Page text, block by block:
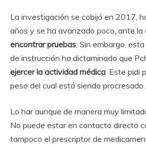
La investigación se cobijó en 2017,
años y se ha avanzado poco, ante la
encontrar pruebas. Sin embargo,
de instrucción ha dictaminado que
ejercer la actividad médica. Este pidi
peso del cual está siendo procresado.
Lo har aunque de manera muy
No puede estar en contacto directo
tampoco el prescriptor de